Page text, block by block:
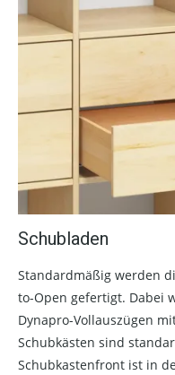
Schubladen
Standardmäßig werden
to-Open gefertigt. Dabei
Dynapro-Vollauszügen
Schubkästen sind
Schubkastenfront ist in